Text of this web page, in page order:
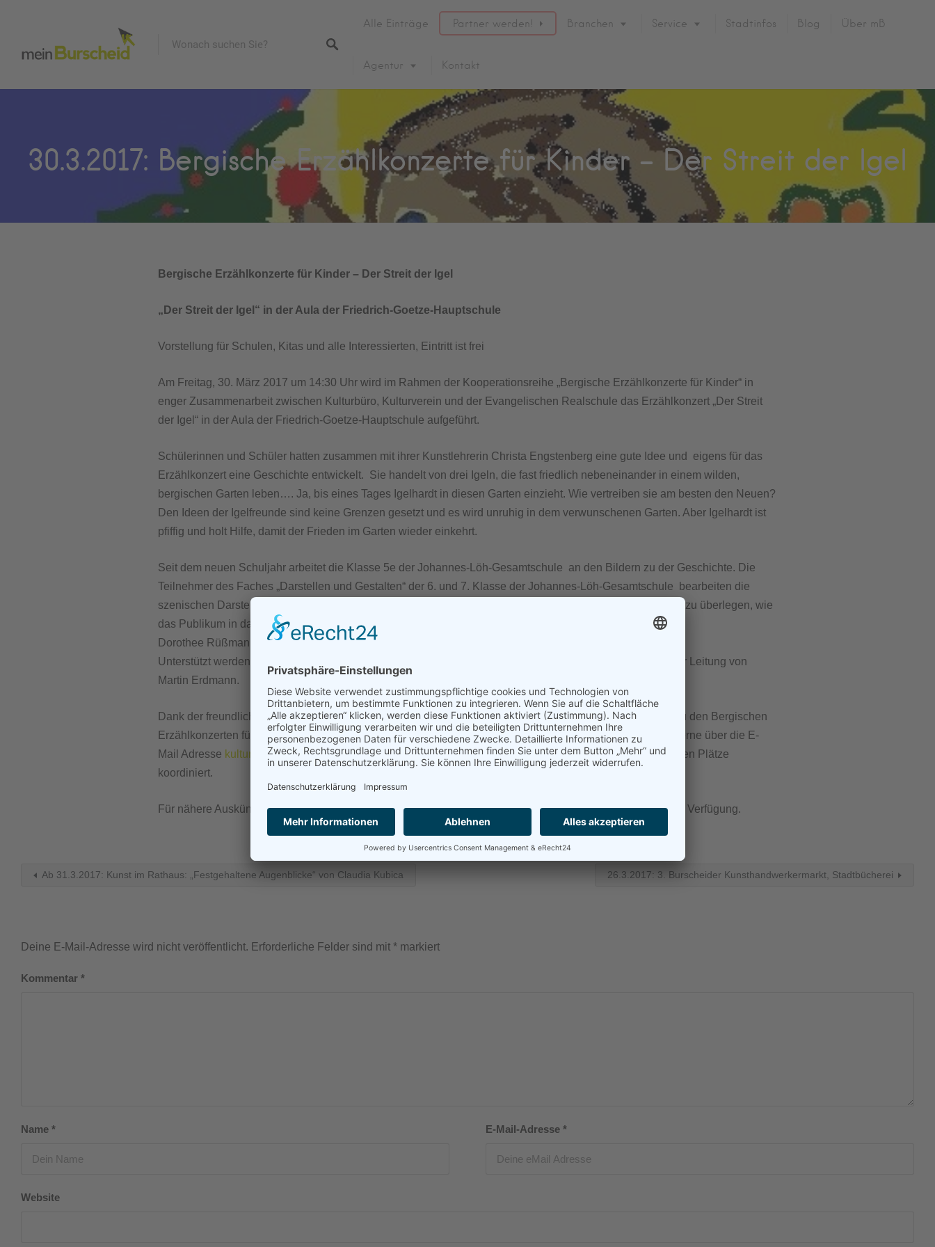
Alle Einträge Partner werden! Branchen Service Stadtinfos Blog Über mB
Agentur Kontakt
30.3.2017: Bergische Erzählkonzerte für Kinder – Der Streit der Igel
Bergische Erzählkonzerte für Kinder – Der Streit der Igel
„Der Streit der Igel“ in der Aula der Friedrich-Goetze-Hauptschule
Vorstellung für Schulen, Kitas und alle Interessierten, Eintritt ist frei
Am Freitag, 30. März 2017 um 14:30 Uhr wird im Rahmen der Kooperationsreihe „Bergische Erzählkonzerte für Kinder“ in
enger Zusammenarbeit zwischen Kulturbüro, Kulturverein und der Evangelischen Realschule das Erzählkonzert „Der Streit
der Igel“ in der Aula der Friedrich-Goetze-Hauptschule aufgeführt.
Schülerinnen und Schüler hatten zusammen mit ihrer Kunstlehrerin Christa Engstenberg eine gute Idee und eigens für das
Erzählkonzert eine Geschichte entwickelt. Sie handelt von drei Igeln, die fast friedlich nebeneinander in einem wilden,
bergischen Garten leben…. Ja, bis eines Tages Igelhardt in diesen Garten einzieht. Wie vertreiben sie am besten den Neuen?
Den Ideen der Igelfreunde sind keine Grenzen gesetzt und es wird unruhig in dem verwunschenen Garten. Aber Igelhardt ist
pfiffig und holt Hilfe, damit der Frieden im Garten wieder einkehrt.
Seit dem neuen Schuljahr arbeitet die Klasse 5e der Johannes-Löh-Gesamtschule an den Bildern zu der Geschichte. Die
Teilnehmer des Faches „Darstellen und Gestalten“ der 6. und 7. Klasse der Johannes-Löh-Gesamtschule bearbeiten die
szenischen Darstellung, das Drehbuch und die Hintergrundgeräusche. Zudem gilt es für den 7er-Kurs, sich zu überlegen, wie
das Publikum in das Geschehen einzubeziehen ist.
Dorothee Rüßmann wird das Märchen in ihrer bekannten Art und Weise erzählen.
Unterstützt werden die Akteure auf der Bühne vom Bläserprojekt der Johannes-Löh-Gesamtschule unter der Leitung von
Martin Erdmann.
Dank der freundlichen Unterstützung durch die Burscheid-Stiftung der Kreissparkasse Köln ist der Eintritt zu den Bergischen
Erzählkonzerten für alle Besucher frei. Interessierte Schulklassen und Kindergartengruppen können sich gerne über die E-
Mail Adresse kultur@burscheid.demelden. Über das Kulturbüro werden die Gruppen entsprechend der freien Plätze
koordiniert.
Für nähere Auskünfte steht das Team des Kulturbüros unter der Tel. Nr. 02174 670-110 oder -103 gerne zur Verfügung.
Ab 31.3.2017: Kunst im Rathaus: „Festgehaltene Augenblicke“ von Claudia Kubica 26.3.2017: 3. Burscheider Kunsthandwerkermarkt, Stadtbücherei
Deine E-Mail-Adresse wird nicht veröffentlicht. Erforderliche Felder sind mit * markiert
Kommentar *
Name * E-Mail-Adresse *
Website